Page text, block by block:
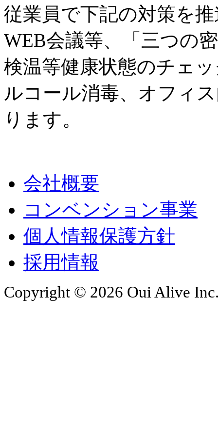
従業員で下記の対策を
WEB会議等、「三つの
検温等健康状態のチェ
ルコール消毒、オフィ
ります。
会社概要
コンベンション事業
個人情報保護方針
採用情報
Copyright © 2026 Oui Alive